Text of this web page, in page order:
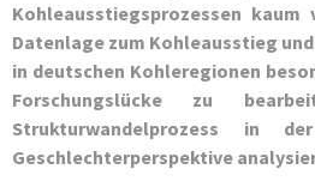
Kohleausstiegsprozessen kaum
Datenlage zum Kohleausstieg
in deutschen Kohleregionen
Forschungslücke zu
Strukturwandelprozess in
Geschlechterperspektive